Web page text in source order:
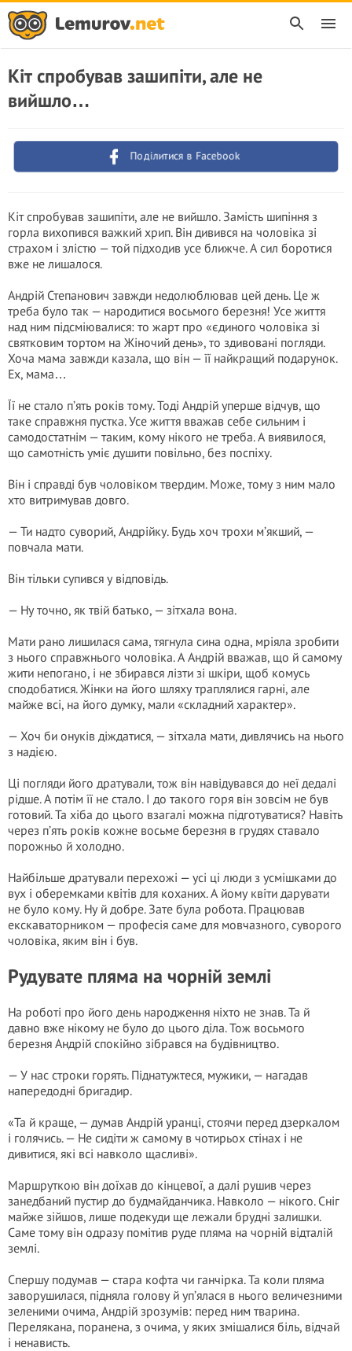
Кіт спробував зашипіти, але не
вийшло…
Поділитися в Facebook
Кіт спробував зашипіти, але не вийшло. Замість шипіння з
горла вихопився важкий хрип. Він дивився на чоловіка зі
страхом і злістю — той підходив усе ближче. А сил боротися
вже не лишалося.
Андрій Степанович завжди недолюблював цей день. Це ж
треба було так — народитися восьмого березня! Усе життя
над ним підсміювалися: то жарт про «єдиного чоловіка зі
святковим тортом на Жіночий день», то здивовані погляди.
Хоча мама завжди казала, що він — її найкращий подарунок.
Ех, мама…
Її не стало п’ять років тому. Тоді Андрій уперше відчув, що
таке справжня пустка. Усе життя вважав себе сильним і
самодостатнім — таким, кому нікого не треба. А виявилося,
що самотність уміє душити повільно, без поспіху.
Він і справді був чоловіком твердим. Може, тому з ним мало
хто витримував довго.
— Ти надто суворий, Андрійку. Будь хоч трохи м’якший, —
повчала мати.
Він тільки супився у відповідь.
— Ну точно, як твій батько, — зітхала вона.
Мати рано лишилася сама, тягнула сина одна, мріяла зробити
з нього справжнього чоловіка. А Андрій вважав, що й самому
жити непогано, і не збирався лізти зі шкіри, щоб комусь
сподобатися. Жінки на його шляху траплялися гарні, але
майже всі, на його думку, мали «складний характер».
— Хоч би онуків діждатися, — зітхала мати, дивлячись на нього
з надією.
Ці погляди його дратували, тож він навідувався до неї дедалі
рідше. А потім її не стало. І до такого горя він зовсім не був
готовий. Та хіба до цього взагалі можна підготуватися? Навіть
через п’ять років кожне восьме березня в грудях ставало
порожньо й холодно.
Найбільше дратували перехожі — усі ці люди з усмішками до
вух і оберемками квітів для коханих. А йому квіти дарувати
не було кому. Ну й добре. Зате була робота. Працював
екскаваторником — професія саме для мовчазного, суворого
чоловіка, яким він і був.
Рудувате пляма на чорній землі
На роботі про його день народження ніхто не знав. Та й
давно вже нікому не було до цього діла. Тож восьмого
березня Андрій спокійно зібрався на будівництво.
— У нас строки горять. Піднатужтеся, мужики, — нагадав
напередодні бригадир.
«Та й краще, — думав Андрій уранці, стоячи перед дзеркалом
і голячись. — Не сидіти ж самому в чотирьох стінах і не
дивитися, які всі навколо щасливі».
Маршруткою він доїхав до кінцевої, а далі рушив через
занедбаний пустир до будмайданчика. Навколо — нікого. Сніг
майже зійшов, лише подекуди ще лежали брудні залишки.
Саме тому він одразу помітив руде пляма на чорній відталій
землі.
Спершу подумав — стара кофта чи ганчірка. Та коли пляма
заворушилася, підняла голову й уп’ялася в нього величезними
зеленими очима, Андрій зрозумів: перед ним тварина.
Перелякана, поранена, з очима, у яких змішалися біль, відчай
і ненависть.